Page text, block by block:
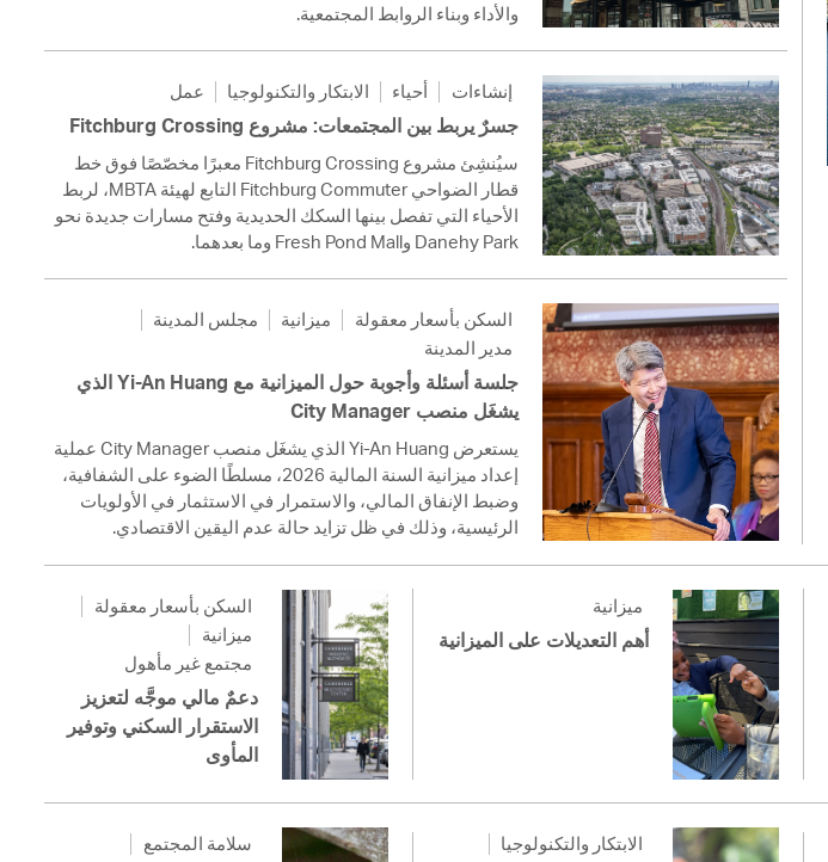
والأداء وبناء الروابط المجتمعية.
إنشاءات أحياء الابتكار والتكنولوجيا عمل
جسرٌ يربط بين المجتمعات: مشروع Fitchburg Crossing
سيُنشِئ مشروع Fitchburg Crossing معبرًا مخصّصًا فوق خط
قطار الضواحي Fitchburg Commuter التابع لهيئة MBTA، لربط
الأحياء التي تفصل بينها السكك الحديدية وفتح مسارات جديدة نحو
Danehy Park وFresh Pond Mall وما بعدهما.
السكن بأسعار معقولة ميزانية
مجلس المدينة
مدير المدينة
جلسة أسئلة وأجوبة حول الميزانية مع Yi-An Huang الذي
يشغَل منصب City Manager
يستعرض Yi-An Huang الذي يشغَل منصب City Manager عملية
إعداد ميزانية السنة المالية 2026، مسلطًا الضوء على الشفافية،
وضبط الإنفاق المالي، والاستمرار في الاستثمار في الأولويات
الرئيسية، وذلك في ظل تزايد حالة عدم اليقين الاقتصادي.
السكن بأسعار معقولة
ميزانية
مجتمع غير مأهول
دعمٌ مالي موجَّه لتعزيز
الاستقرار السكني وتوفير
المأوى
ميزانية
أهم التعديلات على الميزانية
سلامة المجتمع
الابتكار والتكنولوجيا